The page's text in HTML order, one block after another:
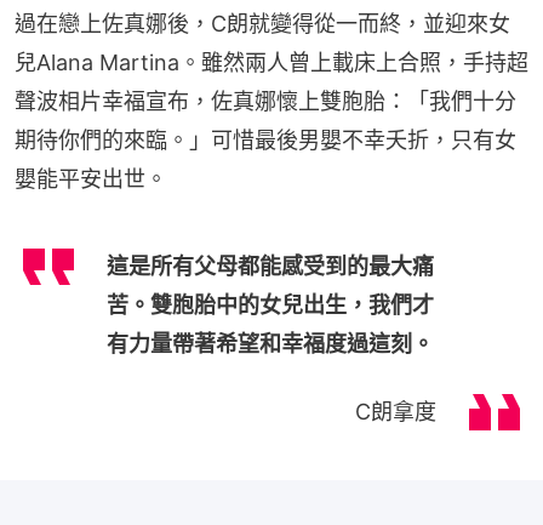
過在戀上佐真娜後，C朗就變得從一而終，並迎來女
兒Alana Martina。雖然兩人曾上載床上合照，手持超
聲波相片幸福宣布，佐真娜懷上雙胞胎：「我們十分
期待你們的來臨。」可惜最後男嬰不幸夭折，只有女
嬰能平安出世。
這是所有父母都能感受到的最大痛
苦。雙胞胎中的女兒出生，我們才
有力量帶著希望和幸福度過這刻。
C朗拿度